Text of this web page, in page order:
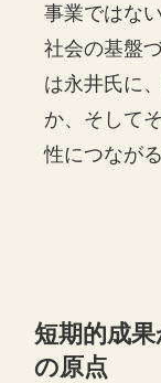
事業ではな
社会の基盤
は永井氏に
か、そして
性につなが
短期的成
の原点